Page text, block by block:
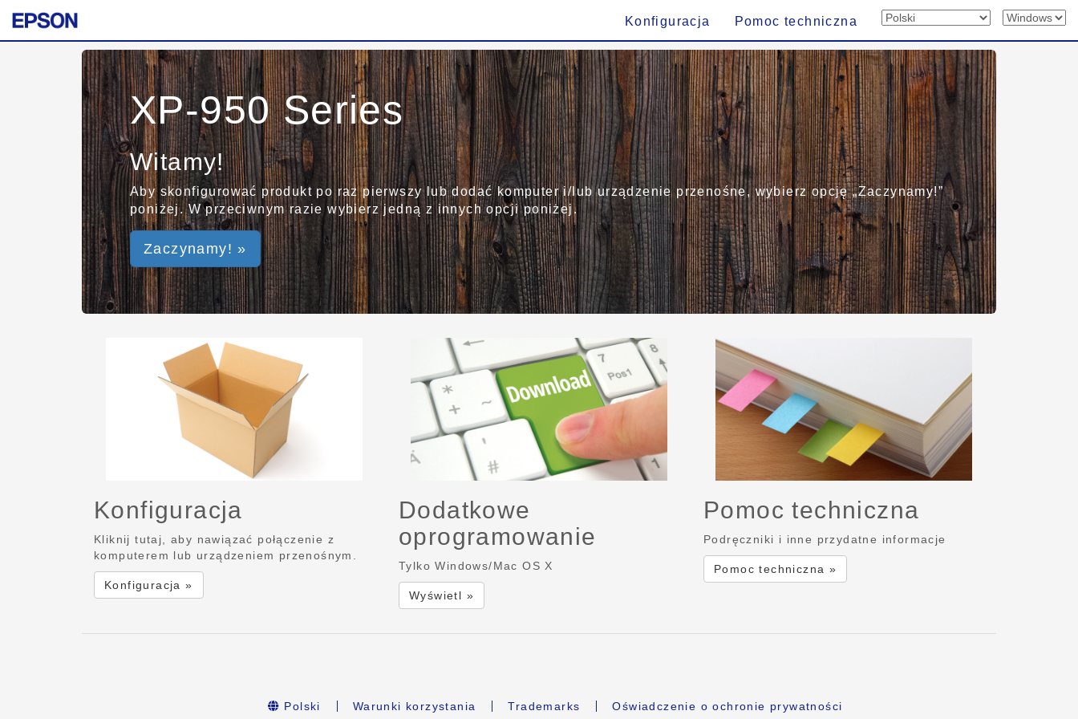
Konfiguracja Pomoc techniczna
XP-950 Series
Witamy!
Aby skonfigurować produkt po raz pierwszy lub dodać komputer i/lub urządzenie przenośne, wybierz opcję „Zaczynamy!”
poniżej. W przeciwnym razie wybierz jedną z innych opcji poniżej.
Zaczynamy! »
Konfiguracja
Kliknij tutaj, aby nawiązać połączenie z
komputerem lub urządzeniem przenośnym.
Konfiguracja »
Dodatkowe
oprogramowanie
Tylko Windows/Mac OS X
Wyświetl »
Pomoc techniczna
Podręczniki i inne przydatne informacje
Pomoc techniczna »
Polski Warunki korzystania Trademarks Oświadczenie o ochronie prywatności